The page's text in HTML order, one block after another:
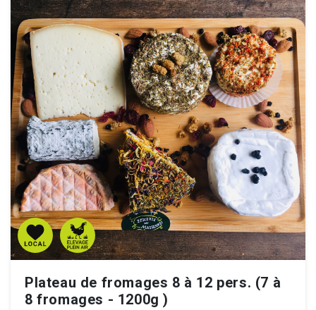
Plateau de fromages 8 à 12 pers. (7 à
8 fromages - 1200g )